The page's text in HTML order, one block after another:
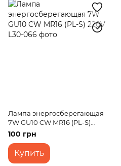
Лампа энергосберегающая
7W GU10 CW MR16 (PL-S)
220V
100 грн
Купить